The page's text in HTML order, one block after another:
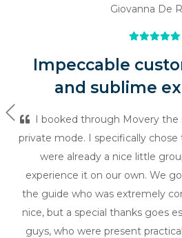
Giovanna De
Impeccable
and sublime
I booked through Movery the
private mode. I specifically
were already a nice little
experience it on our own. We
the guide who was extremely
nice, but a special thanks goes
guys, who were present
Previous